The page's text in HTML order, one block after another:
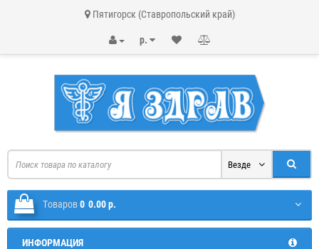
Пятигорск (Ставропольский край)
р.
Везде
Tоваров0 0.00 р.
ИНФОРМАЦИЯ